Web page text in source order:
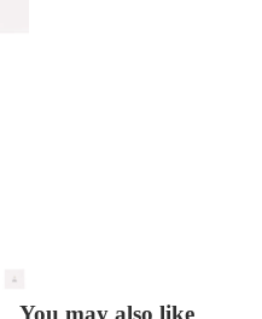
You may also like